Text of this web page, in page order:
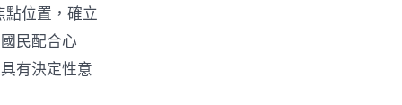
點位置，確立
民配合心
有決定性意